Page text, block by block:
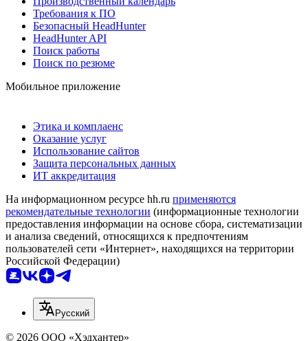
Требования к ПО
Безопасный HeadHunter
HeadHunter API
Поиск работы
Поиск по резюме
Мобильное приложение
Этика и комплаенс
Оказание услуг
Использование сайтов
Защита персональных данных
ИТ аккредитация
На информационном ресурсе hh.ru применяются
рекомендательные технологии (информационные технологии
предоставления информации на основе сбора, систематизации
и анализа сведений, относящихся к предпочтениям
пользователей сети «Интернет», находящихся на территории
Российской Федерации)
Русский
© 2026 ООО «Хэдхантер»